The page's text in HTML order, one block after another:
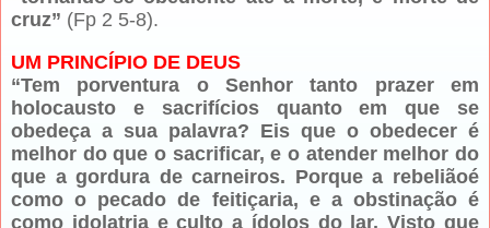
cruz” (Fp 2 5-8).
UM PRINCÍPIO DE DEUS
“Tem porventura o Senhor tanto prazer em
holocausto e sacrifícios quanto em que se
obedeça a sua palavra? Eis que o obedecer é
melhor do que o sacrificar, e o atender melhor do
que a gordura de carneiros. Porque a rebeliãoé
como o pecado de feitiçaria, e a obstinação é
como idolatria e culto a ídolos do lar. Visto que